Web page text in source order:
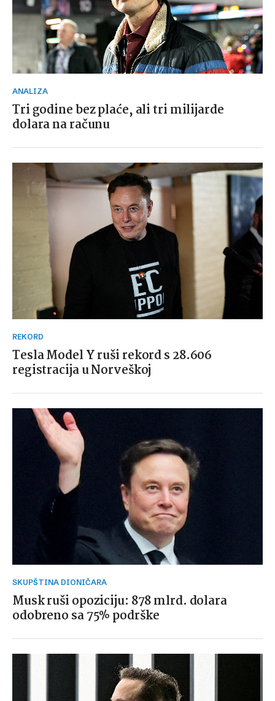
ANALIZA
Tri godine bez plaće, ali tri milijarde
dolara na računu
REKORD
Tesla Model Y ruši rekord s 28.606
registracija u Norveškoj
SKUPŠTINA DIONIČARA
Musk ruši opoziciju: 878 mlrd. dolara
odobreno sa 75% podrške